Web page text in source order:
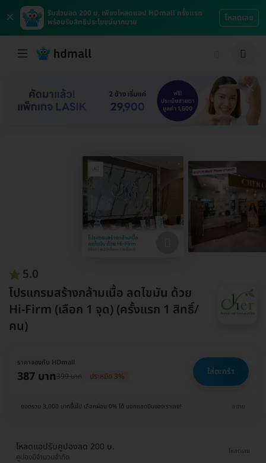
×
รับส่วนลด 200 บ. เพียงโหลดแอป HDmall ครั้งแรก
พร้อมรับสิทธิประโยชน์มากมาย
โหลดเลย
5.0
โปรแกรมสร้างกล้ามเนื้อ ลดไขมัน ด้วย
Hi-Firm (เลือก 1 จุด) (ครั้งแรก 1 สิทธิ์/
คน)
ราคาจองกับ HDmall
387 บาท399 บาท ประหยัด 3% ใส่ตะกร้า
ยอดรวม 3,000 บาทขึ้นไป เลือกผ่อน 0% ได้ บอกแอดมินของเราเลย! ขยาย
โหลดแอปรับคูปองลด 200 บ.
คูปองมีจำนวนจำกัด
โหลดเลย